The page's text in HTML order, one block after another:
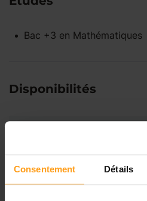
Consentement Détails
Bac +3 en Mathématiques
Disponibilités
Mardi